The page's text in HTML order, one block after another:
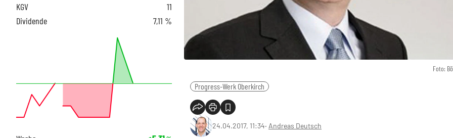
Foto:
Progress-Werk Oberkirch
24.04.2017, 11:34‧ Andreas Deutsch
KGV
11
Dividende
7,11 %